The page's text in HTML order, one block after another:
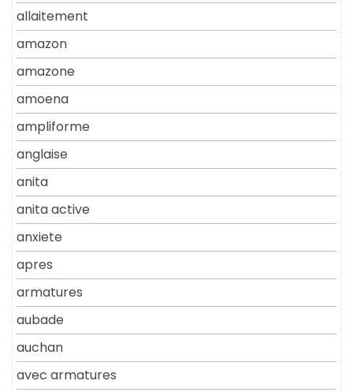
allaitement
amazon
amazone
amoena
ampliforme
anglaise
anita
anita active
anxiete
apres
armatures
aubade
auchan
avec armatures